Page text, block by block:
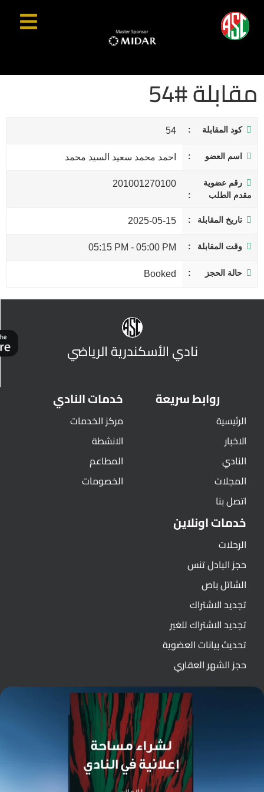
مقابلة #54
كود المقابلة 54
اسم العضو احمد محمد سعيد السيد محمد
رقم عضوية
مقدم الطلب
201001270100
تاريخ المقابلة 2025-05-15
وقت المقابلة 05:00 PM
-
05:15 PM
حالة الحجز Booked
نادي الأسكندرية الرياضي
روابط سريعة
الرئيسية
الاخبار
النادي
المجلات
اتصل بنا
خدمات النادي
مركز الخدمات
الانشطة
المطاعم
الخصومات
خدمات اونلاين
الرحلات
حجز البادل تنس
الشاتل باص
تجديد الاشتراك
تجديد الاشتراك للغير
تحديث بيانات العضوية
حجز الشهر العقاري